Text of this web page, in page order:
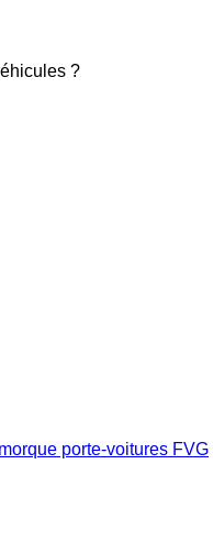
?
porte-voitures FVG